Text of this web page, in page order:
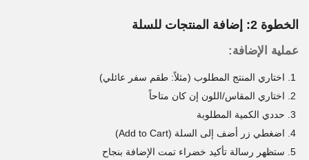
الخطوة 2: إضافة المنتجات للسلة
عملية الإضافة:
اختاري المنتج المطلوب (مثلاً: طقم سفر عائلي)
اختاري المقاس/اللون إن كان متاحاً
حددي الكمية المطلوبة
اضغطي زر أضف إلى السلة (Add to Cart)
ستظهر رسالة تأكيد خضراء تمت الإضافة بنجاح